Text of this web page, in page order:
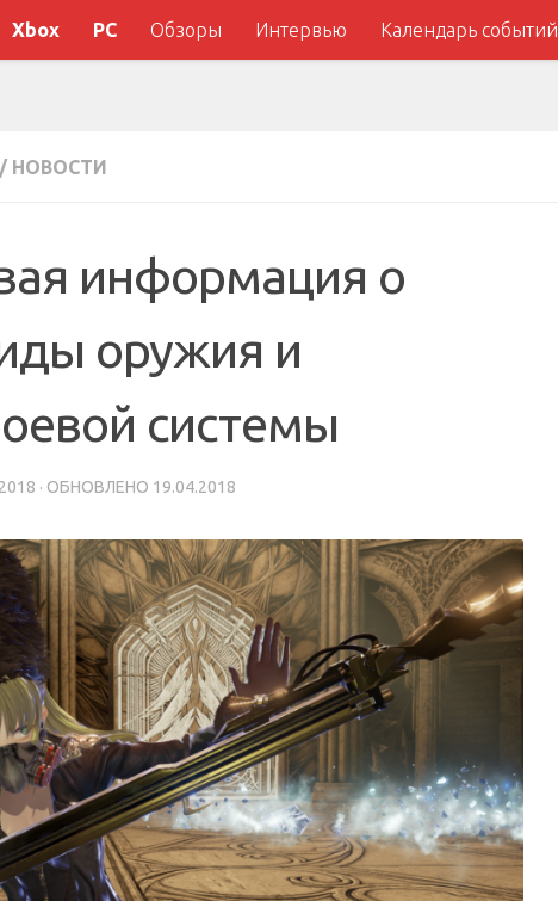
Xbox PC Обзоры Интервью Календарь событий
/ НОВОСТИ
информация о
оружия и
системы
· ОБНОВЛЕНО 19.04.2018